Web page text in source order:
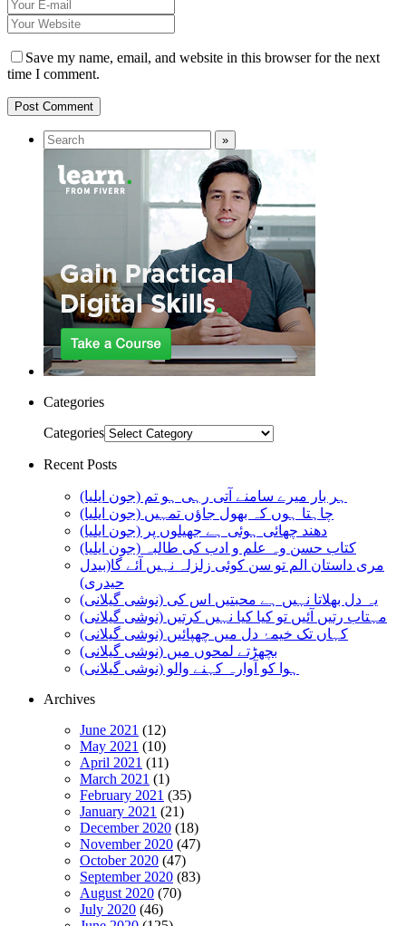
Save my name, email, and website in this browser for the next
time I comment.
Categories
Categories
Recent Posts
ہر بار میرے سامنے آتی رہی ہو تم (جون ایلیا)
چاہتا ہوں کہ بھول جاؤں تمہیں (جون ایلیا)
دھند چھائی ہوئی ہے جھیلوں پر (جون ایلیا)
کتاب حسن وہ علم و ادب کی طالبہ (جون ایلیا)
مری داستان الم تو سن کوئی زلزلہ نہیں آئے گا(بیدل
حیدری)
یہ دل بھلاتا نہیں ہے محبتیں اس کی (نوشی گیلانی)
مہتاب رتیں آئیں تو کیا کیا نہیں کرتیں (نوشی گیلانی)
کہاں تک خیمۂ دل میں چھپائیں (نوشی گیلانی)
بچھڑتے لمحوں میں (نوشی گیلانی)
ہوا کو آوارہ کہنے والو (نوشی گیلانی)
Archives
June 2021 (12)
May 2021 (10)
April 2021 (11)
March 2021 (1)
February 2021 (35)
January 2021 (21)
December 2020 (18)
November 2020 (47)
October 2020 (47)
September 2020 (83)
August 2020 (70)
July 2020 (46)